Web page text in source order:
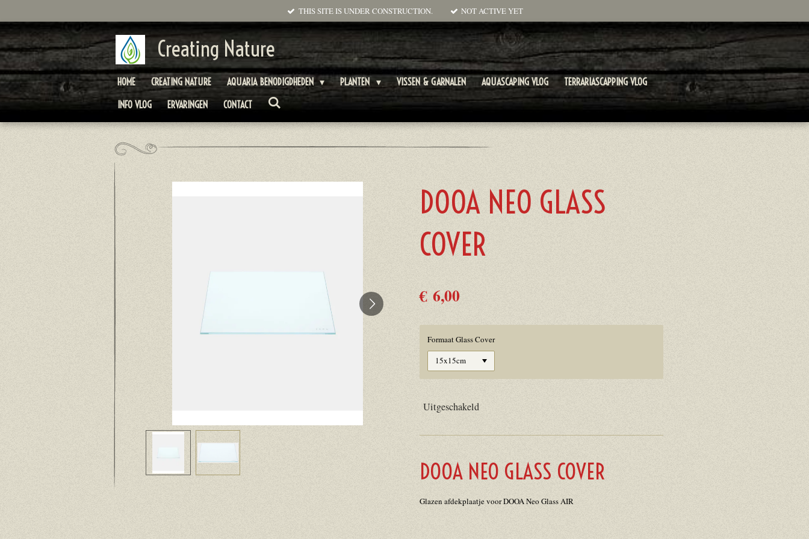
naar
de
hoofdinhoud
THIS SITE IS UNDER CONSTRUCTION. NOT ACTIVE YET
Creating Nature
HOME CREATING NATURE AQUARIA BENODIGDHEDEN PLANTEN VISSEN & GARNALEN AQUASCAPING VLOG
TERRARIASCAPPING VLOG
INFO VLOG
ERVARINGEN CONTACT
DOOA NEO GLASS
COVER
€ 6,00
Formaat Glass Cover
Uitgeschakeld
DOOA NEO GLASS COVER
Glazen afdekplaatje voor DOOA Neo Glass AIR